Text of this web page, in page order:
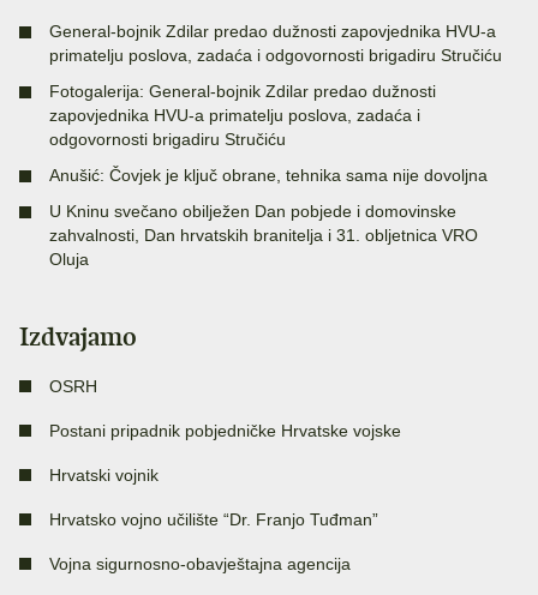
General-bojnik Zdilar predao dužnosti zapovjednika HVU-a
primatelju poslova, zadaća i odgovornosti brigadiru Stručiću
Fotogalerija: General-bojnik Zdilar predao dužnosti
zapovjednika HVU-a primatelju poslova, zadaća i
odgovornosti brigadiru Stručiću
Anušić: Čovjek je ključ obrane, tehnika sama nije dovoljna
U Kninu svečano obilježen Dan pobjede i domovinske
zahvalnosti, Dan hrvatskih branitelja i 31. obljetnica VRO
Oluja
Izdvajamo
OSRH
Postani pripadnik pobjedničke Hrvatske vojske
Hrvatski vojnik
Hrvatsko vojno učilište “Dr. Franjo Tuđman”
Vojna sigurnosno-obavještajna agencija